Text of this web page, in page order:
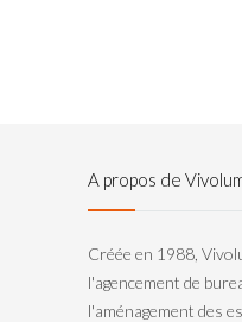
A propos de
Créée en 1988,
l'agencement de
l'aménagement des